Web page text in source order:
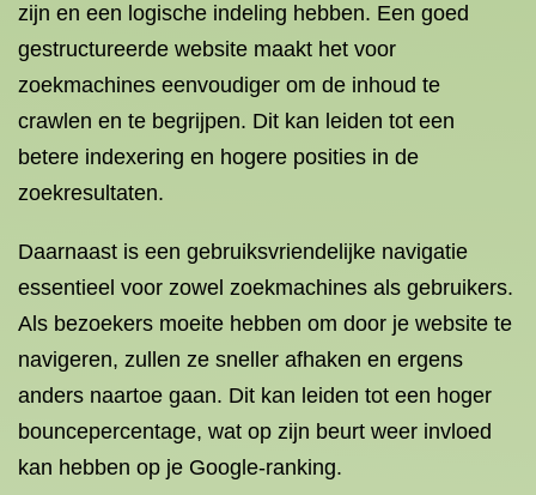
zijn en een logische indeling hebben. Een goed
gestructureerde website maakt het voor
zoekmachines eenvoudiger om de inhoud te
crawlen en te begrijpen. Dit kan leiden tot een
betere indexering en hogere posities in de
zoekresultaten.
Daarnaast is een gebruiksvriendelijke navigatie
essentieel voor zowel zoekmachines als gebruikers.
Als bezoekers moeite hebben om door je website te
navigeren, zullen ze sneller afhaken en ergens
anders naartoe gaan. Dit kan leiden tot een hoger
bouncepercentage, wat op zijn beurt weer invloed
kan hebben op je Google-ranking.